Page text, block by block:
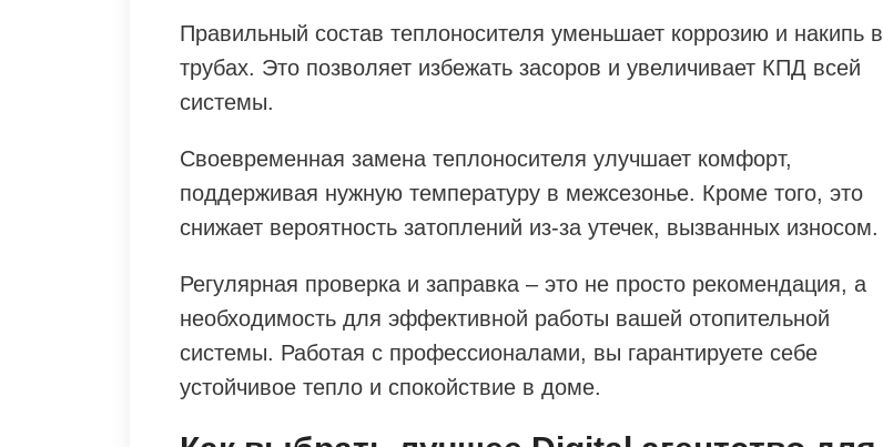
Правильный состав теплоносителя уменьшает коррозию и накипь в
трубах. Это позволяет избежать засоров и увеличивает КПД всей
системы.
Своевременная замена теплоносителя улучшает комфорт,
поддерживая нужную температуру в межсезонье. Кроме того, это
снижает вероятность затоплений из-за утечек, вызванных износом.
Регулярная проверка и заправка – это не просто рекомендация, а
необходимость для эффективной работы вашей отопительной
системы. Работая с профессионалами, вы гарантируете себе
устойчивое тепло и спокойствие в доме.